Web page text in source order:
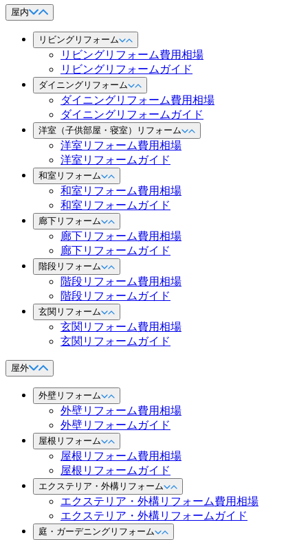
屋内
リビングリフォーム
リビングリフォーム費用相場
リビングリフォームガイド
ダイニングリフォーム
ダイニングリフォーム費用相場
ダイニングリフォームガイド
洋室（子供部屋・寝室）リフォーム
洋室リフォーム費用相場
洋室リフォームガイド
和室リフォーム
和室リフォーム費用相場
和室リフォームガイド
廊下リフォーム
廊下リフォーム費用相場
廊下リフォームガイド
階段リフォーム
階段リフォーム費用相場
階段リフォームガイド
玄関リフォーム
玄関リフォーム費用相場
玄関リフォームガイド
屋外
外壁リフォーム
外壁リフォーム費用相場
外壁リフォームガイド
屋根リフォーム
屋根リフォーム費用相場
屋根リフォームガイド
エクステリア・外構リフォーム
エクステリア・外構リフォーム費用相場
エクステリア・外構リフォームガイド
庭・ガーデニングリフォーム